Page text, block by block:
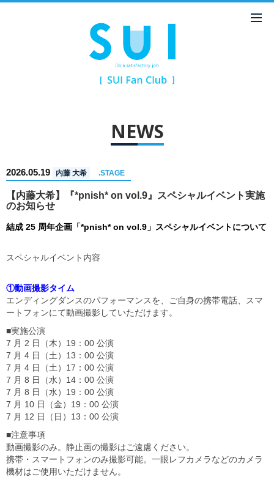
NEWS
2026.05.19 内藤 大希 .STAGE
【内藤大希】『*pnish* on vol.9』スペシャルイベント実施
のお知らせ
結成 25 周年企画「*pnish* on vol.9」スペシャルイベントについて
スペシャルイベント内容
①動画撮影タイム
エンディングダンスのパフォーマンスを、ご自身の携帯電話、スマ
ートフォンにて動画撮影していただけます。
■実施公演
7 月 2 日（木）19：00 公演
7 月 4 日（土）13：00 公演
7 月 4 日（土）17：00 公演
7 月 8 日（水）14：00 公演
7 月 8 日（水）19：00 公演
7 月 10 日（金）19：00 公演
7 月 12 日（日）13：00 公演
■注意事項
動画撮影のみ。静止画の撮影はご遠慮ください。
携帯・スマートフォンのみ撮影可能。一眼レフカメラなどのカメラ
機材はご使用いただけません。